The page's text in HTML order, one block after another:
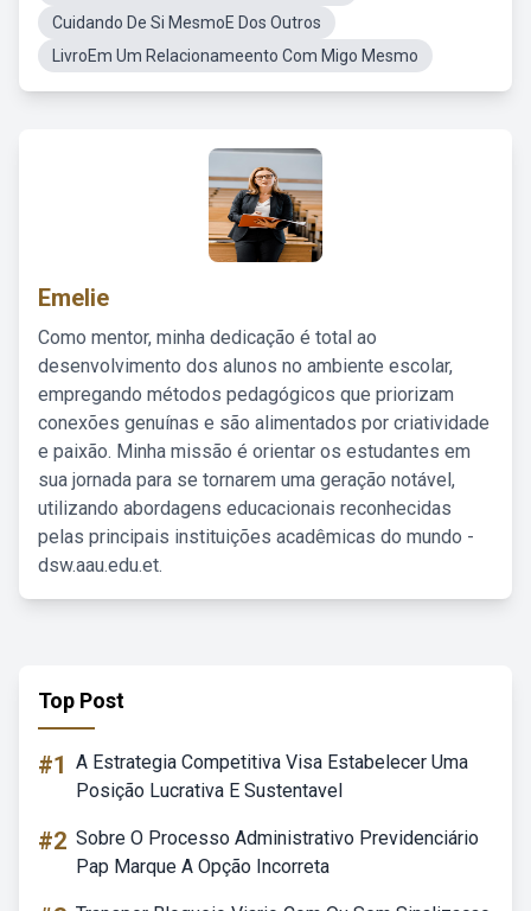
Cuidando De Si MesmoE Dos Outros
LivroEm Um Relacionameento Com Migo Mesmo
Emelie
Como mentor, minha dedicação é total ao
desenvolvimento dos alunos no ambiente escolar,
empregando métodos pedagógicos que priorizam
conexões genuínas e são alimentados por criatividade
e paixão. Minha missão é orientar os estudantes em
sua jornada para se tornarem uma geração notável,
utilizando abordagens educacionais reconhecidas
pelas principais instituições acadêmicas do mundo -
dsw.aau.edu.et.
Top Post
#1 A Estrategia Competitiva Visa Estabelecer Uma
Posição Lucrativa E Sustentavel
#2 Sobre O Processo Administrativo Previdenciário
Pap Marque A Opção Incorreta